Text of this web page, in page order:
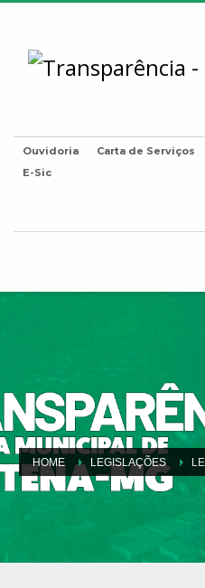
Ouvidoria Carta de Serviços
E-Sic
HOME LEGISLAÇÕES